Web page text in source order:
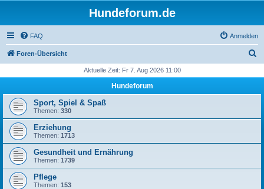
Hundeforum.de
FAQ Anmelden
Foren-Übersicht
h
Aktuelle Zeit: Fr 7. Aug 2026 11:00
Hundeforum
Sport, Spiel & Spaß
Themen: 330
Erziehung
Themen: 1713
Gesundheit und Ernährung
Themen: 1739
Pflege
Themen: 153